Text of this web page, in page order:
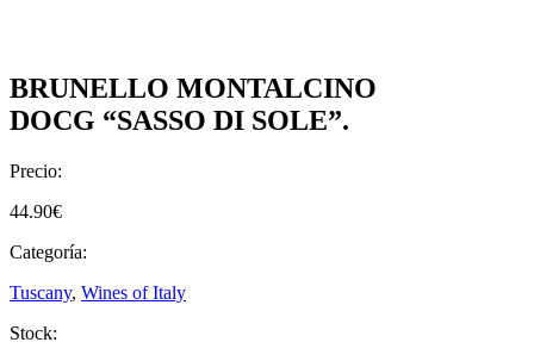
BRUNELLO MONTALCINO
DOCG “SASSO DI SOLE”.
Precio:
44.90€
Categoría:
Tuscany, Wines of Italy
Stock: